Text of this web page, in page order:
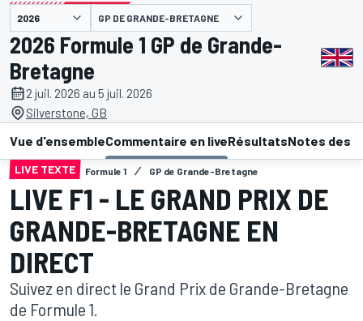
GP DE GRANDE-BRETAGNE
2026 Formule 1 GP de Grande-
Bretagne
2 juil. 2026 au 5 juil. 2026
Silverstone, GB
Vue d'ensembleCommentaire en liveRésultatsNotes des
LIVE TEXTE Formule 1 GP de Grande-Bretagne
LIVE F1 - LE GRAND PRIX DE
GRANDE-BRETAGNE EN
DIRECT
Suivez en direct le Grand Prix de Grande-Bretagne
de Formule 1.